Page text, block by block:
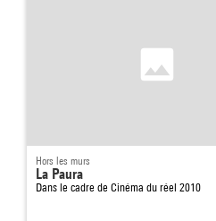
Hors les murs
La Paura
Dans le cadre de Cinéma du réel 2010